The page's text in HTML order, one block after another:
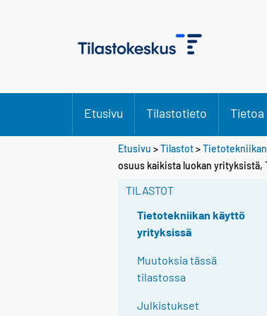
Etusivu Tilastotieto
Etusivu >Tilastot>
osuus kaikista luokan yrityksistä,
TILASTOT
Tietotekniikan käyttö
yrityksissä
Muutoksia tässä
tilastossa
Julkistukset